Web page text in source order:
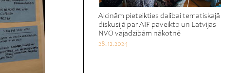
Aicinām pieteikties dalībai tematiskajā
diskusijā par AIF paveikto un Latvijas
NVO vajadzībām nākotnē
28.12.2024